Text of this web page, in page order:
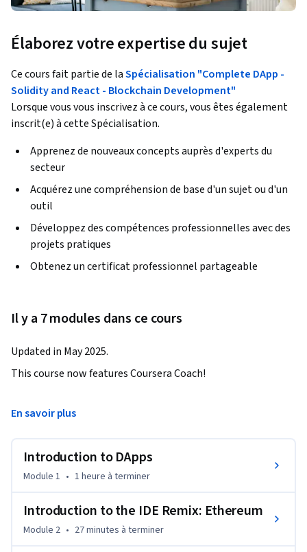
Élaborez votre expertise du sujet
Ce cours fait partie de laSpécialisation "Complete DApp -
Solidity and React - Blockchain Development"
Lorsque vous vous inscrivez à ce cours, vous êtes également
inscrit(e) à cette Spécialisation.
Apprenez de nouveaux concepts auprès d'experts du
secteur
Acquérez une compréhension de base d'un sujet ou d'un
outil
Développez des compétences professionnelles avec des
projets pratiques
Obtenez un certificat professionnel partageable
Il y a 7 modules dans ce cours
Updated in May 2025.
This course now features Coursera Coach!
A smarter way to learn with interactive, real-time
conversations that help you test your knowledge, challenge
progress through the course.
this comprehensive course designed to guide you from the
fundamentals to creating decentralized applications
En savoir plus
Introduction to DApps
Module 1 • 1 heure à terminer
Introduction to the IDE Remix: Ethereum
Module 2 • 27 minutes à terminer